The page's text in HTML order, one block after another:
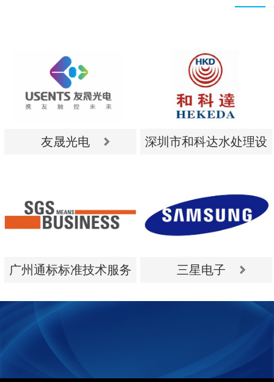
友晟光电
友晟光电
深圳市和科达水处理设
深圳市和科达水处理设
备有限公司
广州通标标准技术服务
广州通标标准技术服务
有限公司
三星电子